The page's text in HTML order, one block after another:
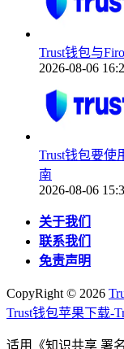
Trust钱包与
2026-08-06
Trust钱包要使
南
2026-08-06
关于我们
联系我们
免责声明
CopyRight © 2026
Trust钱包苹果下载-
适用《知识共享 署